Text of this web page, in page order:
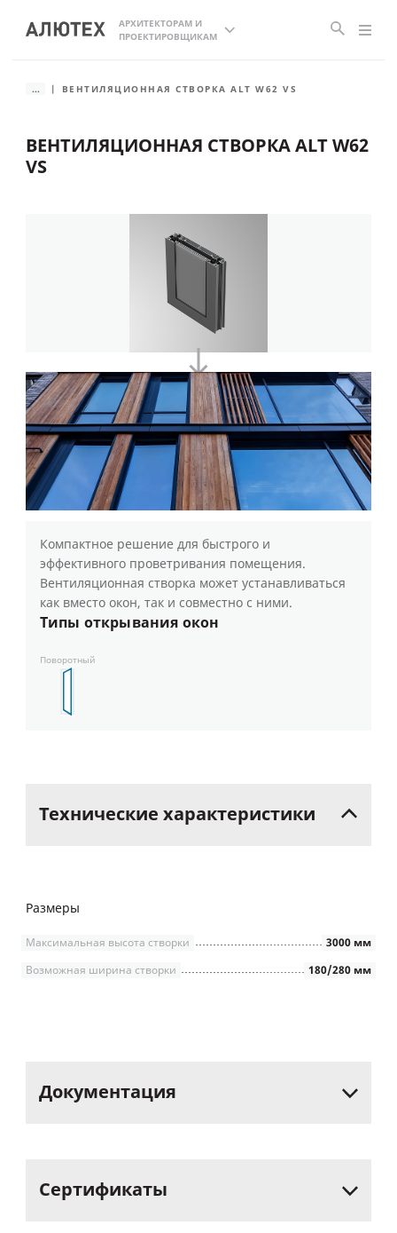
АРХИТЕКТОРАМ И
ПРОЕКТИРОВЩИКАМ
... ВЕНТИЛЯЦИОННАЯ СТВОРКА ALT W62 VS
ВЕНТИЛЯЦИОННАЯ СТВОРКА ALT W62
VS
Компактное решение для быстрого и
эффективного проветривания помещения.
Вентиляционная створка может устанавливаться
как вместо окон, так и совместно с ними.
Типы открывания окон
Поворотный
Технические характеристики
Размеры
3000 мм
Максимальная высота створки
180/280 мм
Возможная ширина створки
Документация
Сертификаты